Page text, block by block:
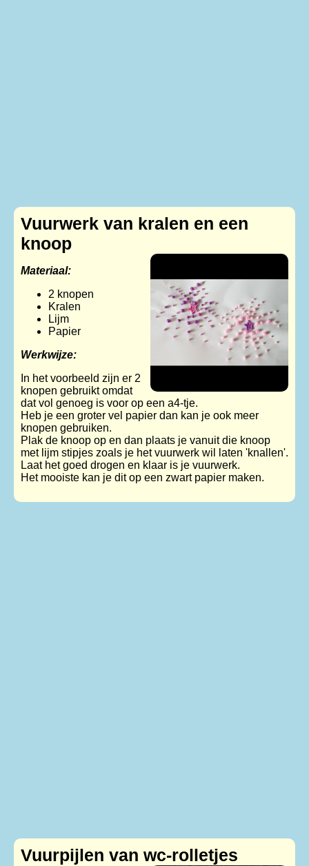
Vuurwerk van kralen en een
knoop
Materiaal:
2 knopen
Kralen
Lijm
Papier
Werkwijze:
In het voorbeeld zijn er 2
knopen gebruikt omdat
dat vol genoeg is voor op een a4-tje.
Heb je een groter vel papier dan kan je ook meer
knopen gebruiken.
Plak de knoop op en dan plaats je vanuit die knoop
met lijm stipjes zoals je het vuurwerk wil laten 'knallen'.
Laat het goed drogen en klaar is je vuurwerk.
Het mooiste kan je dit op een zwart papier maken.
Vuurpijlen van wc-rolletjes